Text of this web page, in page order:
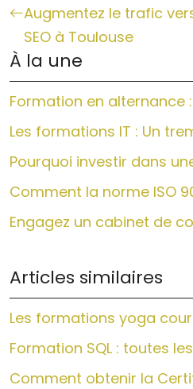
Augmentez le trafic
SEO à Toulouse
À la une
Formation en alternance
Les formations IT : Un
Pourquoi investir dans
Comment la norme ISO
Engagez un cabinet de
Articles similaires
Les formations yoga
Formation SQL : toutes
Comment obtenir la